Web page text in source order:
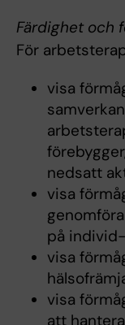
Färdighet och
För
visa
nedsatt
visa
på
visa
visa
att